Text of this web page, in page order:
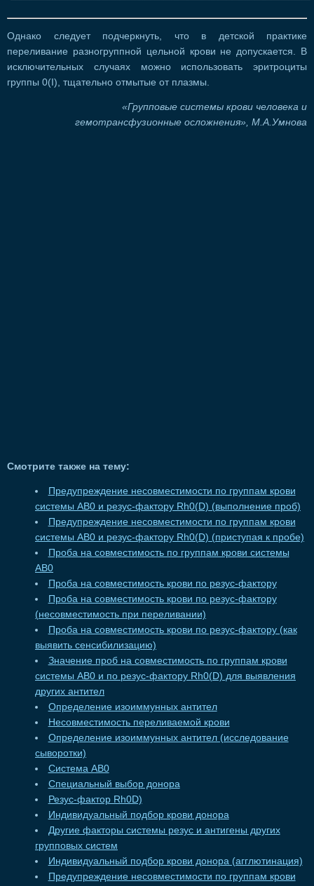
Однако следует подчеркнуть, что в детской практике
переливание разногруппной цельной крови не допускается. В
исключительных случаях можно использовать эритроциты
группы 0(I), тщательно отмытые от плазмы.
«Групповые системы крови человека и
гемотрансфузионные осложнения», М.А.Умнова
Смотрите также на тему:
Предупреждение несовместимости по группам крови
системы АВ0 и резус-фактору Rh0(D) (выполнение проб)
Предупреждение несовместимости по группам крови
системы АВ0 и резус-фактору Rh0(D) (приступая к пробе)
Проба на совместимость по группам крови системы
АВ0
Проба на совместимость крови по резус-фактору
Проба на совместимость крови по резус-фактору
(несовместимость при переливании)
Проба на совместимость крови по резус-фактору (как
выявить сенсибилизацию)
Значение проб на совместимость по группам крови
системы АВ0 и по резус-фактору Rh0(D) для выявления
других антител
Определение изоиммунных антител
Несовместимость переливаемой крови
Определение изоиммунных антител (исследование
сыворотки)
Система АВ0
Специальный выбор донора
Резус-фактор Rh0D)
Индивидуальный подбор крови донора
Другие факторы системы резус и антигены других
групповых систем
Индивидуальный подбор крови донора (агглютинация)
Предупреждение несовместимости по группам крови